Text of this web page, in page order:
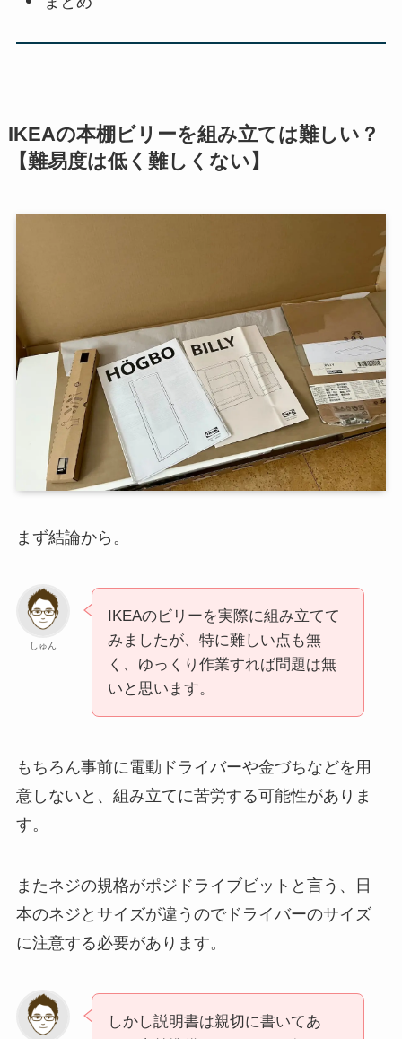
IKEAの本棚ビリーを組み立ては難しい？
【難易度は低く難しくない】
まず結論から。
しゅん
IKEAのビリーを実際に組み立てて
みましたが、特に難しい点も無
く、ゆっくり作業すれば問題は無
いと思います。
もちろん事前に電動ドライバーや金づちなどを用
意しないと、組み立てに苦労する可能性がありま
す。
またネジの規格がポジドライブビットと言う、日
本のネジとサイズが違うのでドライバーのサイズ
に注意する必要があります。
しかし説明書は親切に書いてあ